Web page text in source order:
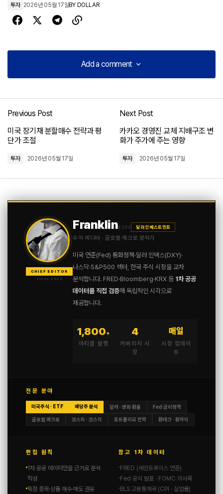
투자 2026년 05월 17일BY DOLLAR
Add a comment
Add a comment
Previous Post
미국 장기채 분할매수 전략과 평
단가 조절
투자 2026년 05월 17일
Next Post
카카오 경영진 교체 지배구조 변
화가 주가에 주는 영향
투자 2026년 05월 17일
CHIEF EDITOR
since 2020
Franklin$100 달러 인베스트먼트
수석 에디터 · 글로벌 매크로 분석가
미국 연준(Fed) 통화정책·달러 인덱스(DXY)·
나스닥·S&P500 섹터, 한국 주식 시장을 교차
분석합니다. FRED·Bloomberg·KRX 등 1차 공공
데이터를 직접 검증해 독립적인 시각으로
제공합니다.
1,800+
아티클 발행
4
커버리지 시
장
매일
시장 업데이
트
전문 분야
미국주식 · ETF 배당주 분석 달러 · 엔화 환율 Fed 금리정책
글로벌 매크로 코스피 · 코스닥 포트폴리오 전략 환테크 · 환차익
편집 원칙
1차 공공 데이터만을 근거로 분석
작성
특정 종목·상품 매수·매도 권유
참고 1차 데이터
FRED (세인트루이스 연준)
Fed 공식 발표 · FOMC 의사록
BLS 고용통계국 (CPI · 실업률)